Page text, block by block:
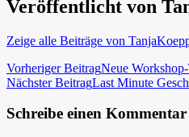
Veröffentlicht von
Zeige alle Beiträge von
Beitragsnavigation
Vorheriger BeitragNeue
Nächster BeitragLast Minute
Schreibe einen Kommentar